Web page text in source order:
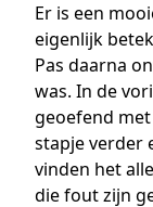
Er is een
eigenlijk
Pas daarna
was. In de
geoefend
stapje verder
vinden het
die fout zijn